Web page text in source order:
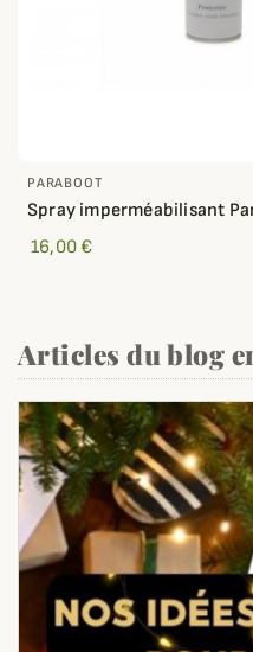
PARABOOT
Spray imperméabilisant
16,00 €
Articles du blog